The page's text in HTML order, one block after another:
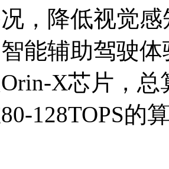
，降低视觉
能辅助驾驶
X芯片，总
128TOPS的